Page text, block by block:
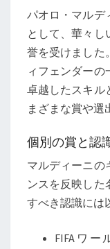
パオロ・マルデ
として、華々し
誉を受けました
ィフェンダー
卓越したスキル
まざまな賞や選
個別の賞と認
マルディーニの
ンスを反映した
すべき認識には
FIFAワ